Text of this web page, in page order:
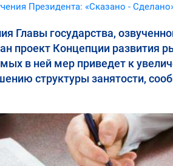
Президента: «Сказано -
Главы государства,
проект Концепции развития
в ней мер приведет к
структуры занятости,